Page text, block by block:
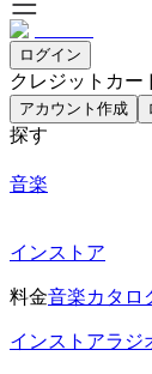
ログイン
クレジットカー
アカウント作成
探す
音楽
インストア
料金音楽カタロ
インストアラジ